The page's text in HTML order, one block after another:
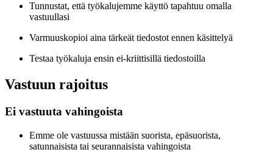
Tunnustat, että työkalujemme käyttö tapahtuu omalla
vastuullasi
Varmuuskopioi aina tärkeät tiedostot ennen käsittelyä
Testaa työkaluja ensin ei-kriittisillä tiedostoilla
Vastuun rajoitus
Ei vastuuta vahingoista
Emme ole vastuussa mistään suorista, epäsuorista,
satunnaisista tai seurannaisista vahingoista